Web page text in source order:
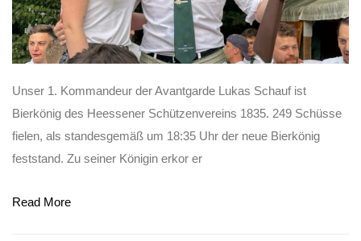
Unser 1. Kommandeur der Avantgarde Lukas Schauf ist
Bierkönig des Heessener Schützenvereins 1835. 249 Schüsse
fielen, als standesgemäß um 18:35 Uhr der neue Bierkönig
feststand. Zu seiner Königin erkor er
Read More